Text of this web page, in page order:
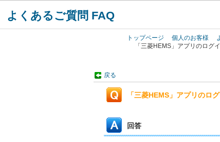
よくあるご質問 FAQ
トップページ 個人のお客様
「三菱HEMS」アプリのログ
戻る
「三菱HEMS」アプリのロ
回答